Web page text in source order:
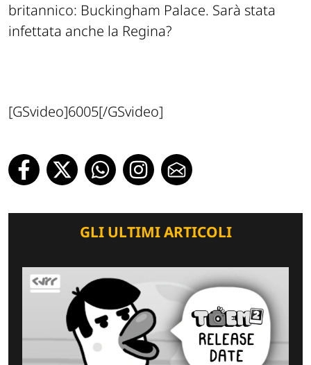
britannico: Buckingham Palace. Sarà stata
infettata anche la Regina?
[GSvideo]6005[/GSvideo]
GLI ULTIMI ARTICOLI